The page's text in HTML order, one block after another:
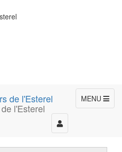
l'Esterel
MENU
Toggle
navigation